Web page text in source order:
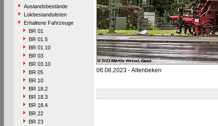
Auslandsbestände
Lokbestandslisten
Erhaltene Fahrzeuge
BR 01
BR 01.5
BR 01.10
BR 03
BR 03.10
BR 05
BR 10
BR 18.2
BR 18.3
BR 18.4
BR 22
BR 23
06.08.2023 - Altenbeken